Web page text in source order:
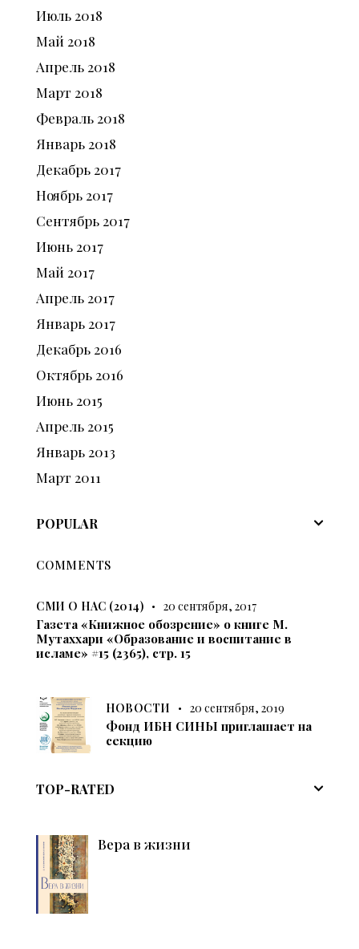
Июль 2018
Май 2018
Апрель 2018
Март 2018
Февраль 2018
Январь 2018
Декабрь 2017
Ноябрь 2017
Сентябрь 2017
Июнь 2017
Май 2017
Апрель 2017
Январь 2017
Декабрь 2016
Октябрь 2016
Июнь 2015
Апрель 2015
Январь 2013
Март 2011
POPULAR
COMMENTS
СМИ О НАС (2014) 20 сентября, 2017
Газета «Книжное обозрение» о книге М.
Мутаххари «Образование и воспитание в
исламе» #15 (2365), стр. 15
НОВОСТИ 20 сентября, 2019
Фонд ИБН СИНЫ приглашает на
секцию
TOP-RATED
Вера в жизни